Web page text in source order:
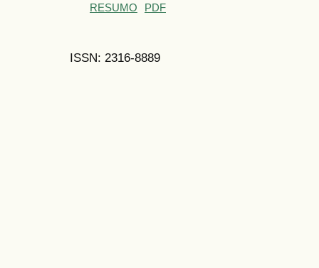
RESUMO PDF
ISSN: 2316-8889